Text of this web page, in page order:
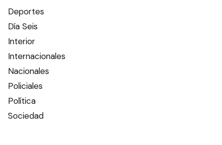
Deportes
Día Seis
Interior
Internacionales
Nacionales
Policiales
Política
Sociedad